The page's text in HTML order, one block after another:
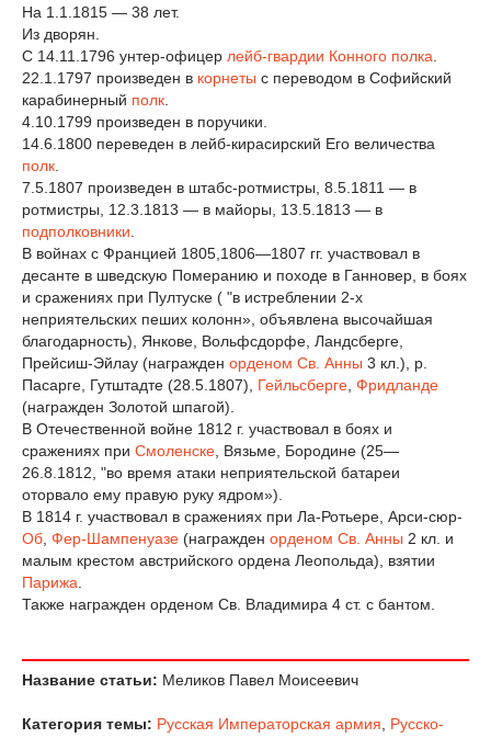
На 1.1.1815 — 38 лет.
Из дворян.
С 14.11.1796 унтер-офицер лейб-гвардии Конного полка
22.1.1797 произведен в корнеты с переводом в Софийский
карабинерный полк
4.10.1799 произведен в поручики.
14.6.1800 переведен в лейб-кирасирский Его величества
полк
7.5.1807 произведен в штабс-ротмистры, 8.5.1811 — в
ротмистры, 12.3.1813 — в майоры, 13.5.1813 — в
подполковники
В войнах с Францией 1805,1806—1807 гг. участвовал в
десанте в шведскую Померанию и походе в Ганновер, в боях
и сражениях при Пултуске ( "в истреблении 2-х
неприятельских пеших колонн», объявлена высочайшая
благодарность), Янкове, Вольфсдорфе, Ландсберге,
Прейсиш-Эйлау (награжден орденом Св. Анны 3 кл.), р.
Пасарге, Гутштадте (28.5.1807), Гейльсберге Фридланде
(награжден Золотой шпагой).
В Отечественной войне 1812 г. участвовал в боях и
сражениях при Смоленске , Вязьме, Бородине (25—
26.8.1812, "во время атаки неприятельской батареи
оторвало ему правую руку ядром»).
В 1814 г. участвовал в сражениях при Ла-Ротьере, Арси-сюр-
Об Фер-Шампенуазе (награжден орденом Св. Анны 2 кл. и
малым крестом австрийского ордена Леопольда), взятии
Парижа
Также награжден орденом Св. Владимира 4 ст. с бантом.
Название статьи: Меликов Павел Моисеевич
Категория темы: Русская Императорская армия
Русско-